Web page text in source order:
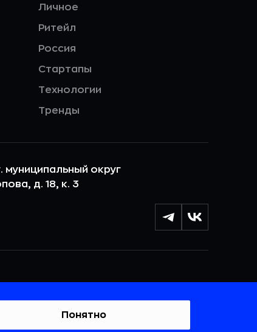
Личное
Ритейл
Россия
Стартапы
Технологии
Тренды
муниципальный округ
д. 18, к. 3
сайтом. Если вы не хотите, чтобы ваши
пожалуйста, ограничьте их использование в
Понятно